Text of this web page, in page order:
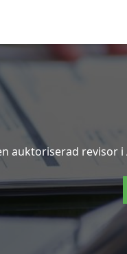
auktoriserad revisor